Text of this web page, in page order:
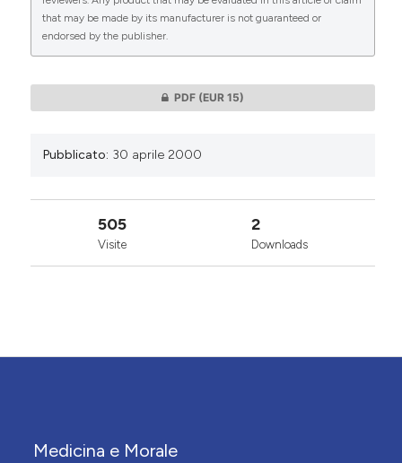
0 0
that may be made by its manufacturer is not guaranteed or
endorsed by the publisher.
PDF (EUR 15)
Pubblicato: 30 aprile 2000
505
Visite
2
Downloads
Medicina e Morale